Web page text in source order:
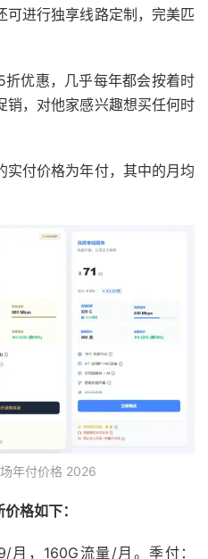
可进行独享线路定制，完美匹
优惠，几乎每年都会按着时
销，对他家感兴趣想买任何时
实付价格为年付，其中的月均
年付价格 2026
格如下：
月，160G流量/月。季付：